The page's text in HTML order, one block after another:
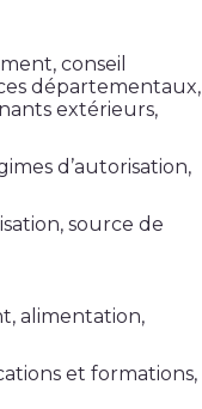
conseil
départementaux,
extérieurs,
d’autorisation,
source de
alimentation,
et formations,